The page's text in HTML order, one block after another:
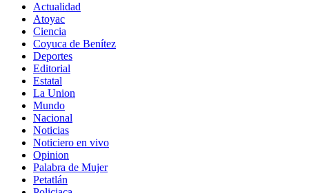
Actualidad
Atoyac
Ciencia
Coyuca de Benítez
Deportes
Editorial
Estatal
La Union
Mundo
Nacional
Noticias
Noticiero en vivo
Opinion
Palabra de Mujer
Petatlán